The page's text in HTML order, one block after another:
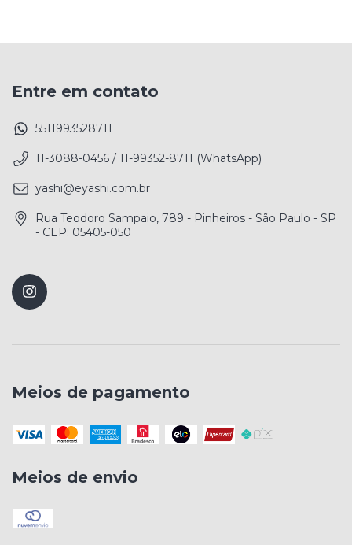
Entre em contato
5511993528711
11-3088-0456 / 11-99352-8711 (WhatsApp)
yashi@eyashi.com.br
Rua Teodoro Sampaio, 789 - Pinheiros - São Paulo - SP
- CEP: 05405-050
Meios de pagamento
Meios de envio